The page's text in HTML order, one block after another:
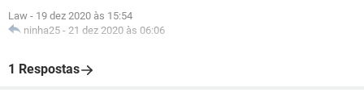
Law - 19 dez 2020 às 15:54
ninha25 - 21 dez 2020 às 06:06
1 Respostas